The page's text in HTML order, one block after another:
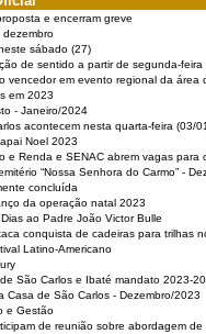
e encerram greve
sábado (27)
de sentido a partir de segunda-feira
vencedor em evento regional da área
em 2023
- Janeiro/2024
acontecem nesta quarta-feira (03/
Noel 2023
e Renda e SENAC abrem vagas
“Nossa Senhora do Carmo” -
concluída
da operação natal 2023
ao Padre João Victor Bulle
conquista de cadeiras para trilhas
Latino-Americano
São Carlos e Ibaté mandato 2023-
Casa de São Carlos - Dezembro/2023
e Gestão
de reunião sobre abordagem